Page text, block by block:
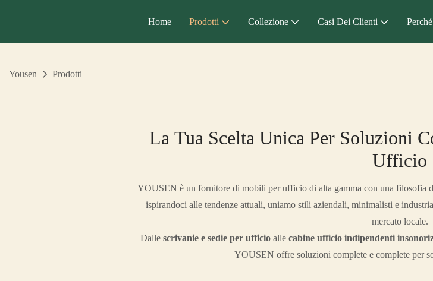
Home Prodotti Collezione Casi Dei Clienti
Yousen Prodotti
La Tua Scelta Unica Per Soluzioni
Ufficio
YOUSEN è un fornitore di mobili per ufficio di alta gamma con una filosofia
ispirandoci alle tendenze attuali, uniamo stili aziendali, minimalisti e
mercato locale.
Dalle scrivanie e sedie per ufficioalle cabine ufficio indipendenti
YOUSEN offre soluzioni complete e complete per